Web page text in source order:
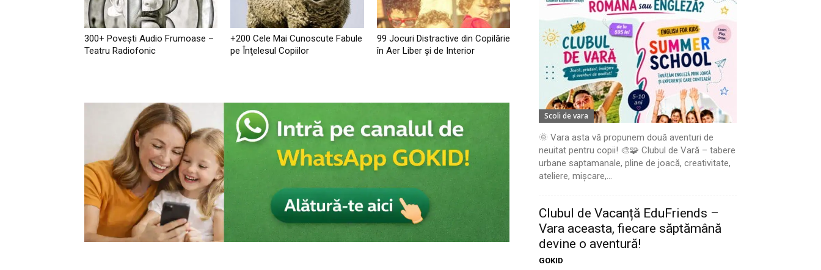
300+ Povești Audio Frumoase –
Teatru Radiofonic
+200 Cele Mai Cunoscute Fabule
pe Înţelesul Copiilor
99 Jocuri Distractive din Copilărie
în Aer Liber şi de Interior
Scoli de vara
🌞 Vara asta vă propunem două aventuri de
neuitat pentru copii! 🎨🧩 Clubul de Vară – tabere
urbane saptamanale, pline de joacă, creativitate,
ateliere, mișcare,...
Clubul de Vacanță EduFriends –
Vara aceasta, fiecare săptămână
devine o aventură!
GOKID